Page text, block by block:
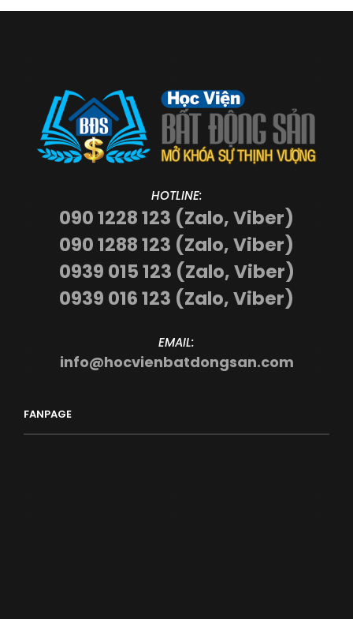
HOTLINE:
090 1228 123 (Zalo, Viber)
090 1288 123 (Zalo, Viber)
0939 015 123 (Zalo, Viber)
0939 016 123 (Zalo, Viber)
EMAIL:
info@hocvienbatdongsan.com
FANPAGE